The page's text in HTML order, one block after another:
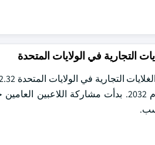
التجارية في الولايات المتحدة
عام 2024 إلى عام 2032. بدأت مشاركة